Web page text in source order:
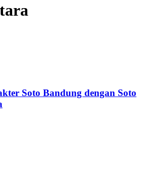
Soto Bandung dengan Soto